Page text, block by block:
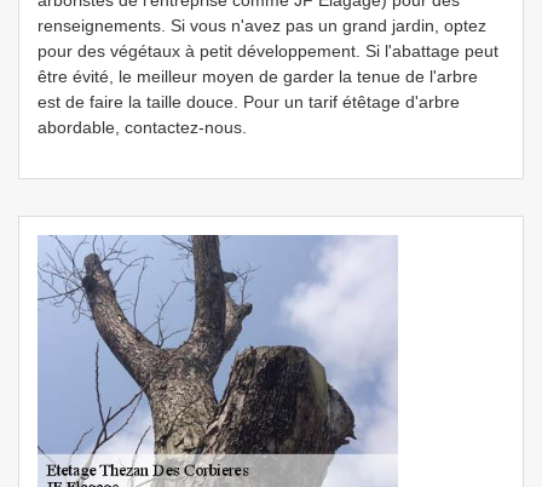
renseignements. Si vous n'avez pas un grand jardin, optez
pour des végétaux à petit développement. Si l'abattage peut
être évité, le meilleur moyen de garder la tenue de l'arbre
est de faire la taille douce. Pour un tarif étêtage d'arbre
abordable, contactez-nous.